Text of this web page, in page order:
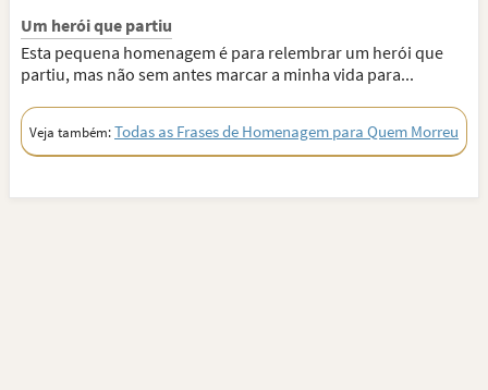
Um herói que partiu
Esta pequena homenagem é para relembrar um herói que
partiu, mas não sem antes marcar a minha vida para...
Veja também:Todas as Frases de Homenagem para Quem Morreu